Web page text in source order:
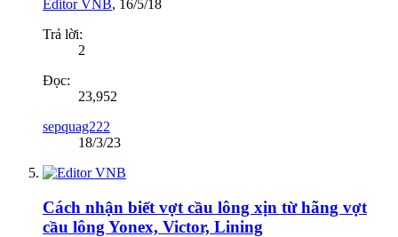
Editor VNB, 16/5/18
Trả lời:
2
Đọc:
23,952
sepquag222
18/3/23
Cách nhận biết vợt cầu lông xịn từ hãng vợt
cầu lông Yonex, Victor, Lining